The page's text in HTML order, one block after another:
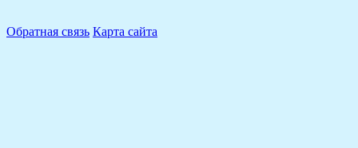
Обратная связь Карта сайта